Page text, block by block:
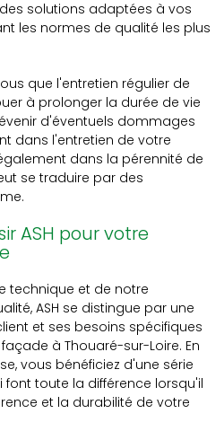
solutions adaptées à vos
les normes de qualité les plus
que l'entretien régulier de
à prolonger la durée de vie
d'éventuels dommages
dans l'entretien de votre
dans la pérennité de
se traduire par des
ASH pour votre
technique et de notre
ASH se distingue par une
et ses besoins spécifiques
à Thouaré-sur-Loire. En
vous bénéficiez d'une série
toute la différence lorsqu'il
et la durabilité de votre